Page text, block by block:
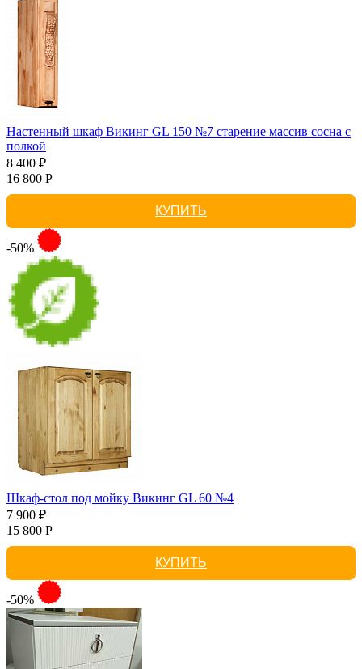
Настенный шкаф Викинг GL 150 №7 старение массив сосна с
полкой
8 400 ₽
16 800 Р
КУПИТЬ
-50%
Шкаф-стол под мойку Викинг GL 60 №4
7 900 ₽
15 800 Р
КУПИТЬ
-50%